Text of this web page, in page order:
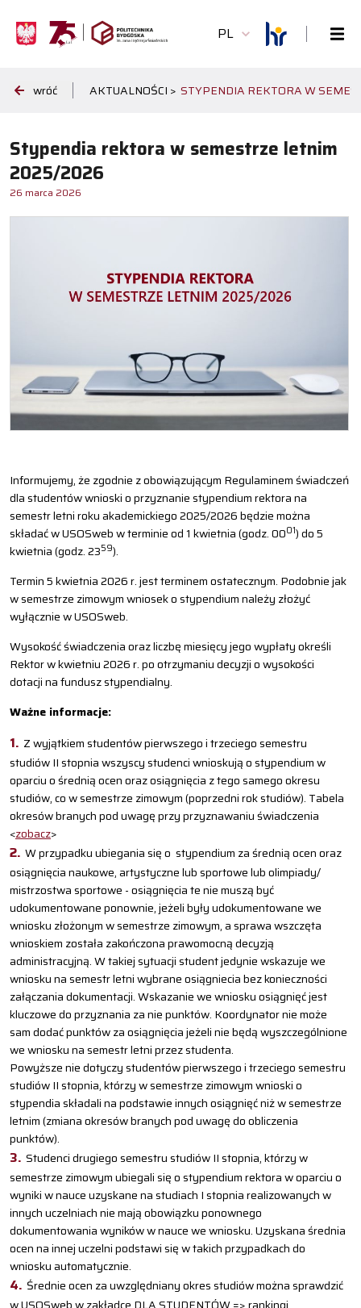
PL
wróć AKTUALNOŚCI > STYPENDIA REKTORA W
Stypendia rektora w semestrze letnim
2025/2026
26 marca 2026
Informujemy, że zgodnie z obowiązującym Regulaminem świadczeń
dla studentów wnioski o przyznanie stypendium rektora na
semestr letni roku akademickiego 2025/2026 będzie można
składać w USOSweb w terminie od 1 kwietnia (godz. 0001) do 5
kwietnia (godz. 2359).
Termin 5 kwietnia 2026 r. jest terminem ostatecznym. Podobnie jak
w semestrze zimowym wniosek o stypendium należy złożyć
wyłącznie w USOSweb.
Wysokość świadczenia oraz liczbę miesięcy jego wypłaty określi
Rektor w kwietniu 2026 r. po otrzymaniu decyzji o wysokości
dotacji na fundusz stypendialny.
Ważne informacje:
Z wyjątkiem studentów pierwszego i trzeciego semestru
studiów II stopnia wszyscy studenci wnioskują o stypendium w
oparciu o średnią ocen oraz osiągnięcia z tego samego okresu
studiów, co w semestrze zimowym (poprzedni rok studiów). Tabela
okresów branych pod uwagę przy przyznawaniu świadczenia
<zobacz>
W przypadku ubiegania się o stypendium za średnią ocen oraz
osiągnięcia naukowe, artystyczne lub sportowe lub olimpiady/
mistrzostwa sportowe - osiągnięcia te nie muszą być
udokumentowane ponownie, jeżeli były udokumentowane we
wniosku złożonym w semestrze zimowym, a sprawa wszczęta
wnioskiem została zakończona prawomocną decyzją
administracyjną. W takiej sytuacji student jedynie wskazuje we
wniosku na semestr letni wybrane osiągniecia bez konieczności
załączania dokumentacji. Wskazanie we wniosku osiągnięć jest
kluczowe do przyznania za nie punktów. Koordynator nie może
sam dodać punktów za osiągnięcia jeżeli nie będą wyszczególnione
we wniosku na semestr letni przez studenta.
Powyższe nie dotyczy studentów pierwszego i trzeciego semestru
studiów II stopnia, którzy w semestrze zimowym wnioski o
stypendia składali na podstawie innych osiągnięć niż w semestrze
letnim (zmiana okresów branych pod uwagę do obliczenia
punktów).
Studenci drugiego semestru studiów II stopnia, którzy w
semestrze zimowym ubiegali się o stypendium rektora w oparciu o
wyniki w nauce uzyskane na studiach I stopnia realizowanych w
innych uczelniach nie mają obowiązku ponownego
dokumentowania wyników w nauce we wniosku. Uzyskana średnia
ocen na innej uczelni podstawi się w takich przypadkach do
wniosku automatycznie.
Średnie ocen za uwzględniany okres studiów można sprawdzić